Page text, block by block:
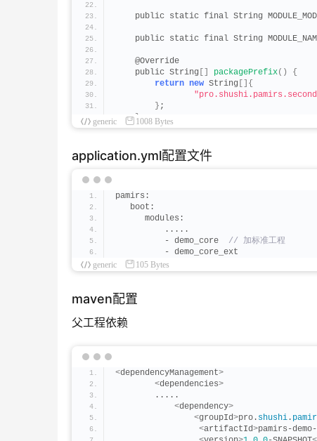
public static final String
public static final String
    @Override
    public String
packagePrefix()
{
return new String []{
} ;
}
}
generic 1008 Bytes
application.yml配置文件
pamirs:
   boot:
      modules:
          .....
          - demo_core
// 加标准工程
          - demo_core_ext
generic
105 Bytes
maven配置
父工程依赖
<dependencyManagement>
<dependencies>
        .....
<dependency>
<groupId>pro. shushi .
<artifactId>pamirs-